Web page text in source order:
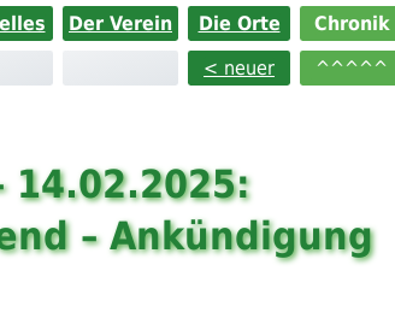
Der Verein Die Orte Chronik
< neuer
^^^^^
14.02.2025:
– Ankündigung